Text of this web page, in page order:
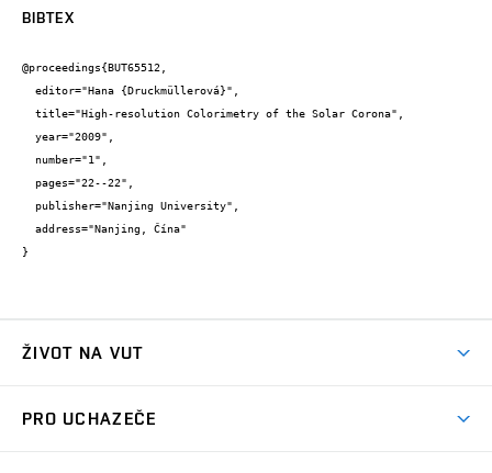
BIBTEX
@proceedings{BUT65512,
}
ŽIVOT NA VUT
PRO UCHAZEČE